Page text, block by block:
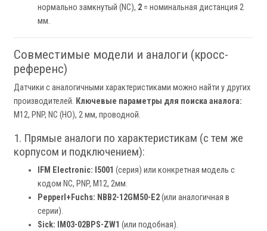
нормально замкнутый (NC), 2 = номинальная дистанция 2
мм.
Совместимые модели и аналоги (кросс-
референс)
Датчики с аналогичными характеристиками можно найти у других
производителей. Ключевые параметры для поиска аналога:
M12, PNP, NC (НО), 2 мм, проводной.
1. Прямые аналоги по характеристикам (с тем же
корпусом и подключением):
IFM Electronic: I5001 (серия) или конкретная модель с
кодом NC, PNP, M12, 2мм.
Pepperl+Fuchs: NBB2-12GM50-E2(или аналогичная в
серии).
Sick:
IM03-02BPS-ZW1 (или подобная).